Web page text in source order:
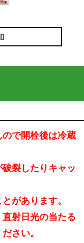
で開栓後は冷蔵
裂したりキャッ
があります。
射日光の当たる
さい。